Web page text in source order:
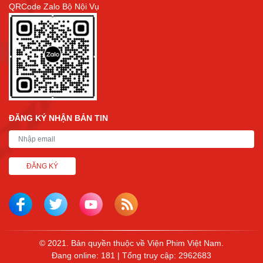
QRCode Zalo Bộ Nội Vụ
ĐĂNG KÝ NHẬN BẢN TIN
ĐĂNG KÝ
© 2021. Bản quyền thuộc về Viện Phim Việt Nam.
Đang online: 181 | Tổng truy cập: 2962683